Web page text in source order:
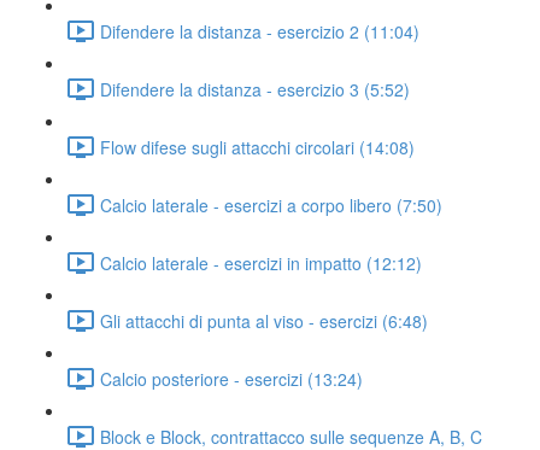
Difendere la distanza - esercizio 2 (11:04)
Difendere la distanza - esercizio 3 (5:52)
Flow difese sugli attacchi circolari (14:08)
Calcio laterale - esercizi a corpo libero (7:50)
Calcio laterale - esercizi in impatto (12:12)
Gli attacchi di punta al viso - esercizi (6:48)
Calcio posteriore - esercizi (13:24)
Block e Block, contrattacco sulle sequenze A, B, C